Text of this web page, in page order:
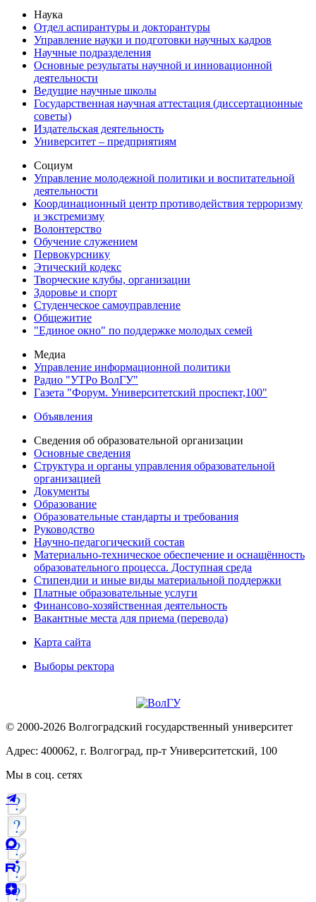
Наука
Отдел аспирантуры и докторантуры
Управление науки и подготовки научных кадров
Научные подразделения
Основные результаты научной и инновационной
деятельности
Ведущие научные школы
Государственная научная аттестация (диссертационные
советы)
Издательская деятельность
Университет – предприятиям
Социум
Управление молодежной политики и воспитательной
деятельности
Координационный центр противодействия терроризму
и экстремизму
Волонтерство
Обучение служением
Первокурснику
Этический кодекс
Творческие клубы, организации
Здоровье и спорт
Студенческое самоуправление
Общежитие
"Единое окно" по поддержке молодых семей
Медиа
Управление информационной политики
Радио "УТРо ВолГУ"
Газета "Форум. Университетский проспект,100"
Объявления
Сведения об образовательной организации
Основные сведения
Структура и органы управления образовательной
организацией
Документы
Образование
Образовательные стандарты и требования
Руководство
Научно-педагогический состав
Материально-техническое обеспечение и оснащённость
образовательного процесса. Доступная среда
Стипендии и иные виды материальной поддержки
Платные образовательные услуги
Финансово-хозяйственная деятельность
Вакантные места для приема (перевода)
Карта сайта
Выборы ректора
© 2000-2026 Волгоградский государственный университет
Адрес: 400062, г. Волгоград, пр-т Университетский, 100
Мы в соц. сетях